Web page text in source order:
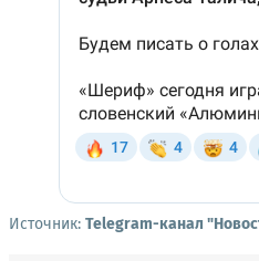
Источник: Telegram-канал